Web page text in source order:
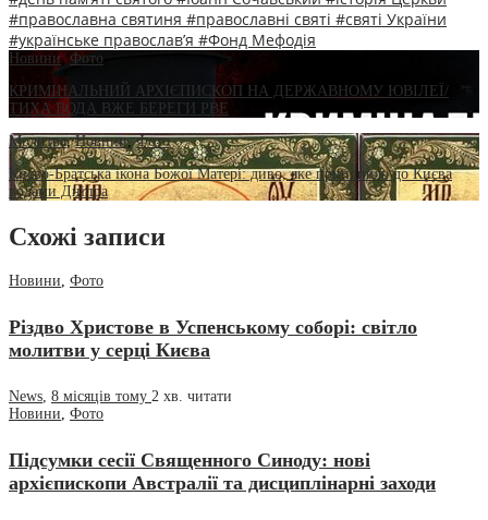
#православна святиня #православні святі #святі України
#українське православ’я #Фонд Мефодія
Новини, Фото
КРИМІНАЛЬНИЙ АРХІЄПИСКОП НА ДЕРЖАВНОМУ ЮВІЛЕЇ/
ТИХА ВОДА ВЖЕ БЕРЕГИ РВЕ
Молитва,Новини,Фото
Києво-Братська ікона Божої Матері: диво, яке припливло до Києва
водами Дніпра
Схожі записи
Новини, Фото
Різдво Христове в Успенському соборі: світло
молитви у серці Києва
News, 8 місяців тому 2 хв. читати
Новини, Фото
Підсумки сесії Священного Синоду: нові
архієпископи Австралії та дисциплінарні заходи